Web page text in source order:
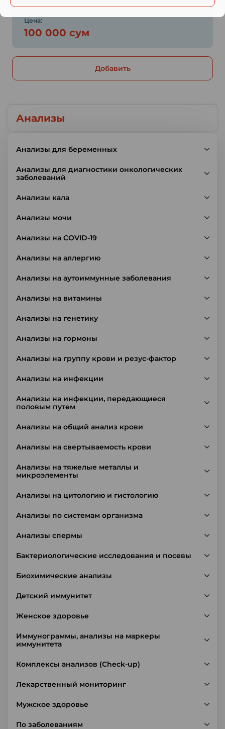
Анализы
Анализы для беременных
Анализы для диагностики онкологических
заболеваний
Анализы кала
Анализы мочи
Анализы на COVID-19
Анализы на аллергию
Анализы на аутоиммунные заболевания
Анализы на витамины
Анализы на генетику
Анализы на гормоны
Анализы на группу крови и резус-фактор
Анализы на инфекции
Анализы на инфекции, передающиеся
половым путем
Анализы на общий анализ крови
Анализы на свертываемость крови
Анализы на тяжелые металлы и
микроэлементы
Анализы на цитологию и гистологию
Анализы по системам организма
Анализы спермы
Бактериологические исследования и посевы
Биохимические анализы
Детский иммунитет
Женское здоровье
Иммунограммы, анализы на маркеры
иммунитета
Комплексы анализов (Check-up)
Лекарственный мониторинг
Мужское здоровье
По заболеваниям
Цена:
100 000 сум
Добавить